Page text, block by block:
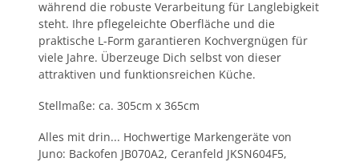
während die robuste Verarbeitung für Langlebigkeit
steht. Ihre pflegeleichte Oberfläche und die
praktische L-Form garantieren Kochvergnügen für
viele Jahre. Überzeuge Dich selbst von dieser
attraktiven und funktionsreichen Küche.
Stellmaße: ca. 305cm x 365cm
Alles mit drin... Hochwertige Markengeräte von
Juno: Backofen JB070A2, Ceranfeld JKSN604F5,